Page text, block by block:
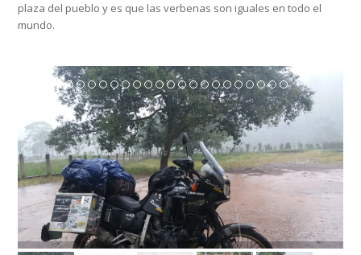
plaza del pueblo y es que las verbenas son iguales en todo el
mundo.